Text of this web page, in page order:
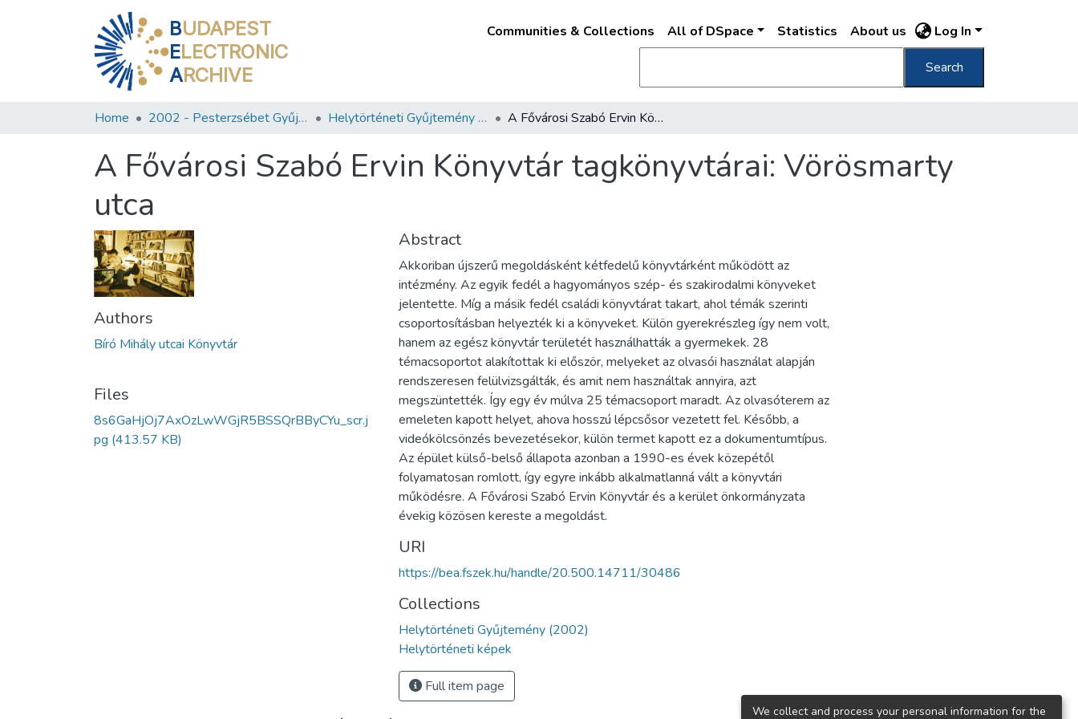
BUDAPEST
ELECTRONIC
ARCHIVE
Communities & Collections All of DSpace Statistics About us Log In
Search
Home 2002 - Pesterzsébet Gyűjtemény Helytörténeti Gyűjtemény (2002) A Fővárosi Szabó Ervin Könyvtár tagkönyvtárai: Vörösmarty utca
A Fővárosi Szabó Ervin Könyvtár tagkönyvtárai: Vörösmarty
utca
Authors
Bíró Mihály utcai Könyvtár
Files
8s6GaHjOj7AxOzLwWGjR5BSSQrBByCYu_scr.j
pg (413.57 KB)
Abstract
Akkoriban újszerű megoldásként kétfedelű könyvtárként működött az
intézmény. Az egyik fedél a hagyományos szép- és szakirodalmi könyveket
jelentette. Míg a másik fedél családi könyvtárat takart, ahol témák szerinti
csoportosításban helyezték ki a könyveket. Külön gyerekrészleg így nem volt,
hanem az egész könyvtár területét használhatták a gyermekek. 28
témacsoportot alakítottak ki először, melyeket az olvasói használat alapján
rendszeresen felülvizsgálták, és amit nem használtak annyira, azt
megszüntették. Így egy év múlva 25 témacsoport maradt. Az olvasóterem az
emeleten kapott helyet, ahova hosszú lépcsősor vezetett fel. Később, a
videókölcsönzés bevezetésekor, külön termet kapott ez a dokumentumtípus.
Az épület külső-belső állapota azonban a 1990-es évek közepétől
folyamatosan romlott, így egyre inkább alkalmatlanná vált a könyvtári
működésre. A Fővárosi Szabó Ervin Könyvtár és a kerület önkormányzata
évekig közösen kereste a megoldást.
URI
https://bea.fszek.hu/handle/20.500.14711/30486
Collections
Helytörténeti Gyűjtemény (2002)
Helytörténeti képek
Full item page
We collect and process your personal information for the